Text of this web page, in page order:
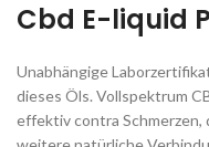
Cbd E-liquid
Unabhängige
dieses Öls. Vollspektrum
effektiv contra Schmerzen,